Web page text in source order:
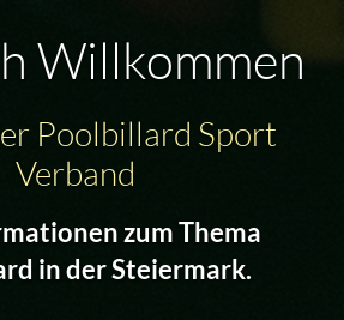
Willkommen
Poolbillard Sport
Verband
zum Thema
in der Steiermark.